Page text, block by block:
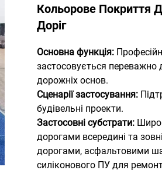
Кольорове Покриття
Доріг
Основна функція:
застосовується переважно
дорожніх основ.
Сценарії застосування:
будівельні проекти.
Застосовні субстрати:
дорогами всередині та
дорогами, асфальтовими
силіконового ПУ для